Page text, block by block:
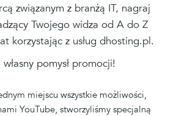
związanym z branżą IT, nagraj
Twojego widza od A do Z
korzystając z usług dhosting.pl.
pomysł promocji!
miejscu wszystkie możliwości,
YouTube, stworzyliśmy specjalną